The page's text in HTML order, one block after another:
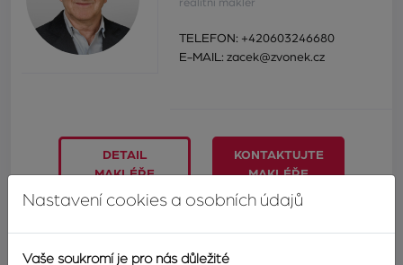
realitní makléř
TELEFON: +420603246680
E-MAIL: zacek@zvonek.cz
DETAIL
MAKLÉŘE
KONTAKTUJTE
MAKLÉŘE
Odpovědní formulář
Nastavení cookies a osobních údajů
Vaše soukromí je pro nás důležité